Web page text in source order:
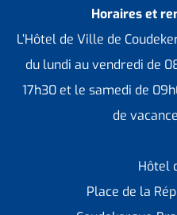
Horaires et
L’Hôtel de Ville de
du lundi au vendredi de
17h30 et le samedi de
de
Hôtel
Place de la